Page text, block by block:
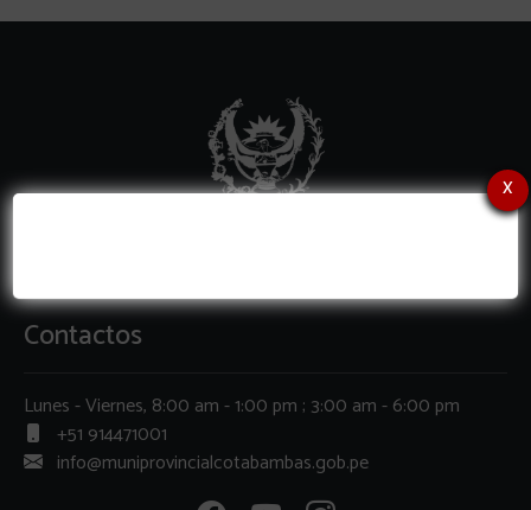
x
Contactos
Lunes - Viernes, 8:00 am - 1:00 pm ; 3:00 am - 6:00 pm
+51 914471001
info@muniprovincialcotabambas.gob.pe